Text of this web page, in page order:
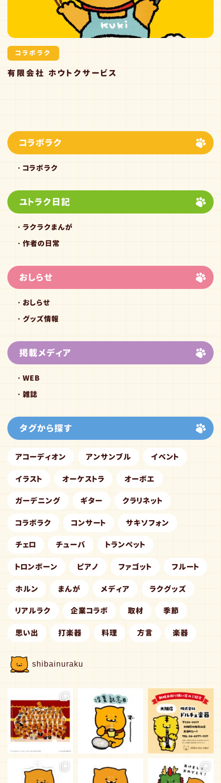
コラボラク
有限会社 ホウトクサービス
コラボラク
コラボラク
ユトラク日記
ラクラクまんが
作者の日常
おしらせ
おしらせ
グッズ情報
掲載メディア
WEB
雑誌
タグから探す
アコーディオン アンサンブル イベント
イラスト オーケストラ オーボエ
ガーデニング ギター クラリネット
コラボラク コンサート サキソフォン
チェロ チューバ トランペット
トロンボーン ピアノ ファゴット フルート
ホルン まんが メディア ラクグッズ
リアルラク 企業コラボ 取材 季節
思い出 打楽器 料理 方言 楽器
shibainuraku